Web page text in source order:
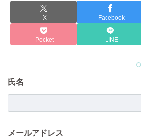
X Facebook
Pocket LINE
氏名
メールアドレス